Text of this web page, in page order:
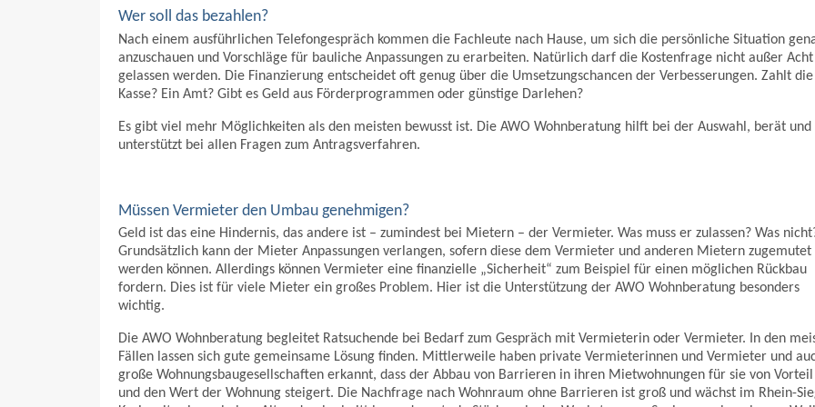
Wer soll das bezahlen?
Nach einem ausführlichen Telefongespräch kommen die Fachleute nach Hause, um sich die persönliche Situation
anzuschauen und Vorschläge für bauliche Anpassungen zu erarbeiten. Natürlich darf die Kostenfrage nicht außer Acht
gelassen werden. Die Finanzierung entscheidet oft genug über die Umsetzungschancen der Verbesserungen. Zahlt die
Kasse? Ein Amt? Gibt es Geld aus Förderprogrammen oder günstige Darlehen?
Es gibt viel mehr Möglichkeiten als den meisten bewusst ist. Die AWO Wohnberatung hilft bei der Auswahl, berät und
unterstützt bei allen Fragen zum Antragsverfahren.
Müssen Vermieter den Umbau genehmigen?
Geld ist das eine Hindernis, das andere ist – zumindest bei Mietern – der Vermieter. Was muss er zulassen? Was
Grundsätzlich kann der Mieter Anpassungen verlangen, sofern diese dem Vermieter und anderen Mietern zugemutet
werden können. Allerdings können Vermieter eine finanzielle „Sicherheit“ zum Beispiel für einen möglichen Rückbau
fordern. Dies ist für viele Mieter ein großes Problem. Hier ist die Unterstützung der AWO Wohnberatung besonders
wichtig.
Die AWO Wohnberatung begleitet Ratsuchende bei Bedarf zum Gespräch mit Vermieterin oder Vermieter. In den
Fällen lassen sich gute gemeinsame Lösung finden. Mittlerweile haben private Vermieterinnen und Vermieter und
große Wohnungsbaugesellschaften erkannt, dass der Abbau von Barrieren in ihren Mietwohnungen für sie von
und den Wert der Wohnung steigert. Die Nachfrage nach Wohnraum ohne Barrieren ist groß und wächst im Rhein-